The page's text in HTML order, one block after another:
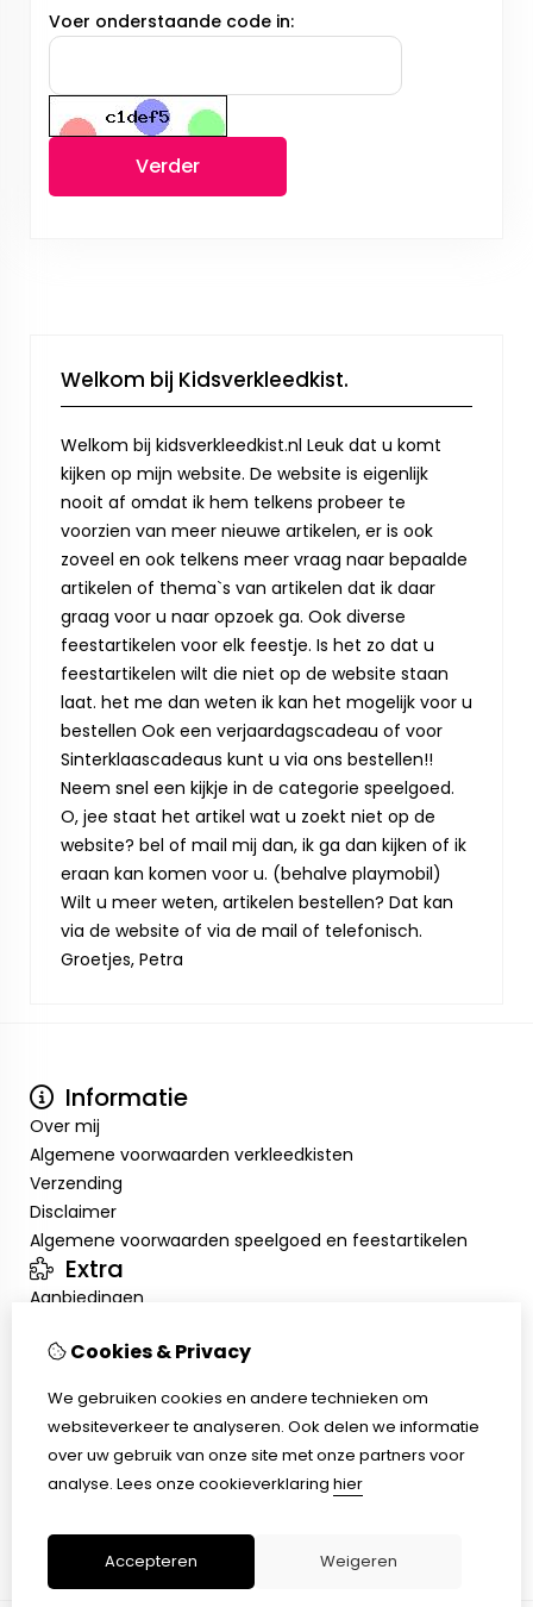
Voer onderstaande code in:
Verder
Welkom bij Kidsverkleedkist.
Welkom bij kidsverkleedkist.nl Leuk dat u komt
kijken op mijn website. De website is eigenlijk
nooit af omdat ik hem telkens probeer te
voorzien van meer nieuwe artikelen, er is ook
zoveel en ook telkens meer vraag naar bepaalde
artikelen of thema`s van artikelen dat ik daar
graag voor u naar opzoek ga. Ook diverse
feestartikelen voor elk feestje. Is het zo dat u
feestartikelen wilt die niet op de website staan
laat. het me dan weten ik kan het mogelijk voor u
bestellen Ook een verjaardagscadeau of voor
Sinterklaascadeaus kunt u via ons bestellen!!
Neem snel een kijkje in de categorie speelgoed.
O, jee staat het artikel wat u zoekt niet op de
website? bel of mail mij dan, ik ga dan kijken of ik
eraan kan komen voor u. (behalve playmobil)
Wilt u meer weten, artikelen bestellen? Dat kan
via de website of via de mail of telefonisch.
Groetjes, Petra
Informatie
Over mij
Algemene voorwaarden verkleedkisten
Verzending
Disclaimer
Algemene voorwaarden speelgoed en feestartikelen
Extra
Aanbiedingen
Inloggen
Verlanglijst
Klantenservice
Retourneren
Cookies & Privacy
We gebruiken cookies en andere technieken om
websiteverkeer te analyseren. Ook delen we informatie
over uw gebruik van onze site met onze partners voor
analyse. Lees onze cookieverklaring hier
Accepteren Weigeren